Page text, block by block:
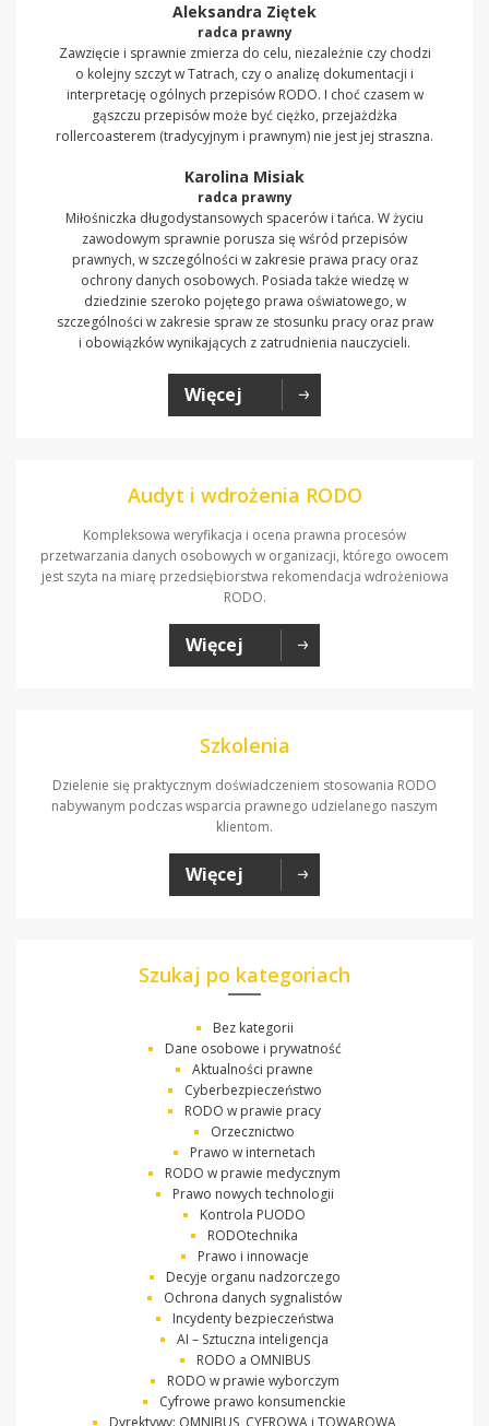
Aleksandra Ziętek
radca prawny
Zawzięcie i sprawnie zmierza do celu, niezależnie czy chodzi
o kolejny szczyt w Tatrach, czy o analizę dokumentacji i
interpretację ogólnych przepisów RODO. I choć czasem w
gąszczu przepisów może być ciężko, przejażdżka
rollercoasterem (tradycyjnym i prawnym) nie jest jej straszna.
Karolina Misiak
radca prawny
Miłośniczka długodystansowych spacerów i tańca. W życiu
zawodowym sprawnie porusza się wśród przepisów
prawnych, w szczególności w zakresie prawa pracy oraz
ochrony danych osobowych. Posiada także wiedzę w
dziedzinie szeroko pojętego prawa oświatowego, w
szczególności w zakresie spraw ze stosunku pracy oraz praw
i obowiązków wynikających z zatrudnienia nauczycieli.
Więcej
Audyt i wdrożenia RODO
Kompleksowa weryfikacja i ocena prawna procesów
przetwarzania danych osobowych w organizacji, którego owocem
jest szyta na miarę przedsiębiorstwa rekomendacja wdrożeniowa
RODO.
Więcej
Szkolenia
Dzielenie się praktycznym doświadczeniem stosowania RODO
nabywanym podczas wsparcia prawnego udzielanego naszym
klientom.
Więcej
Szukaj po kategoriach
Bez kategorii
Dane osobowe i prywatność
Aktualności prawne
Cyberbezpieczeństwo
RODO w prawie pracy
Orzecznictwo
Prawo w internetach
RODO w prawie medycznym
Prawo nowych technologii
Kontrola PUODO
RODOtechnika
Prawo i innowacje
Decyje organu nadzorczego
Ochrona danych sygnalistów
Incydenty bezpieczeństwa
AI – Sztuczna inteligencja
RODO a OMNIBUS
RODO w prawie wyborczym
Cyfrowe prawo konsumenckie